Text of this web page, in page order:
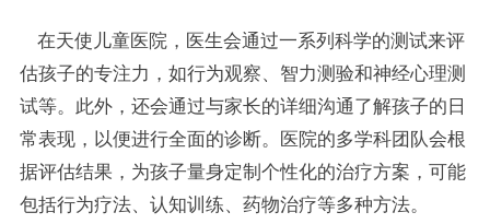
在天使儿童医院，医生会通过一系列科学的测试来评
估孩子的专注力，如行为观察、智力测验和神经心理测
试等。此外，还会通过与家长的详细沟通了解孩子的日
常表现，以便进行全面的诊断。医院的多学科团队会根
据评估结果，为孩子量身定制个性化的治疗方案，可能
包括行为疗法、认知训练、药物治疗等多种方法。